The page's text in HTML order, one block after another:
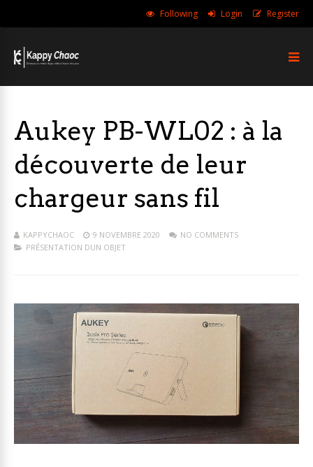
Following Login Register
Aukey PB-WL02 : à la
découverte de leur
chargeur sans fil
KAPPYCHAOC 9 NOVEMBRE 2020
NO COMMENTS
PRÉSENTATION DUN OBJET